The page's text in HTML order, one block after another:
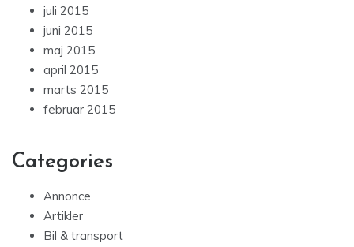
juli 2015
juni 2015
maj 2015
april 2015
marts 2015
februar 2015
Categories
Annonce
Artikler
Bil & transport